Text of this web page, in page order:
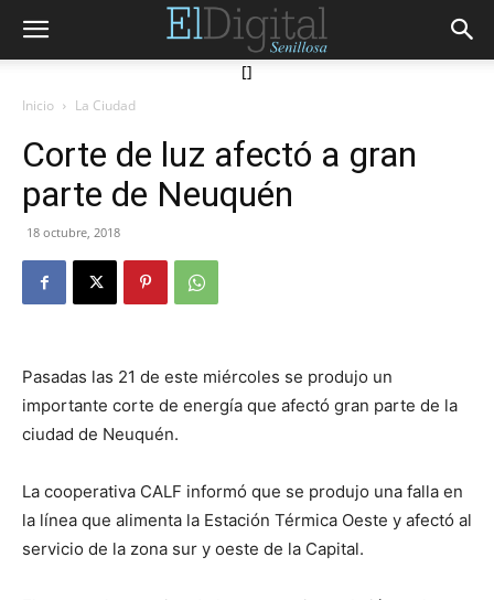
[]
Inicio La Ciudad
Corte de luz afectó a gran
parte de Neuquén
18 octubre, 2018
Pasadas las 21 de este miércoles se produjo un
importante corte de energía que afectó gran parte de la
ciudad de Neuquén.
La cooperativa CALF informó que se produjo una falla en
la línea que alimenta la Estación Térmica Oeste y afectó al
servicio de la zona sur y oeste de la Capital.